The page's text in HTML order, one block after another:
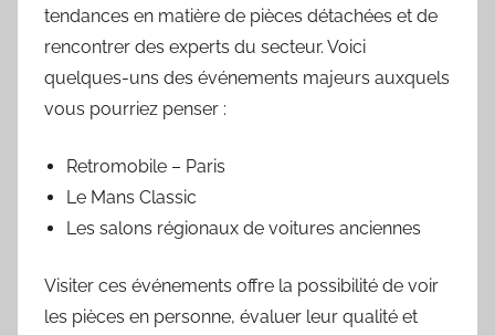
tendances en matière de pièces détachées et de
rencontrer des experts du secteur. Voici
quelques-uns des événements majeurs auxquels
vous pourriez penser :
Retromobile – Paris
Le Mans Classic
Les salons régionaux de voitures anciennes
Visiter ces événements offre la possibilité de voir
les pièces en personne, évaluer leur qualité et